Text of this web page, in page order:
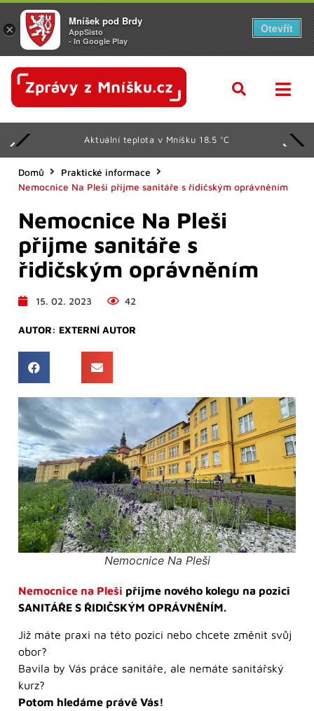
Aktuální teplota v Mníšku 18.5 °C
Domů
Praktické informace
Nemocnice Na Pleši přijme sanitáře s řidičským oprávněním
Nemocnice Na Pleši
přijme sanitáře s
řidičským oprávněním
15. 02. 2023 42
AUTOR: EXTERNÍ AUTOR
Nemocnice Na Pleši
Nemocnice na Pleši přijme nového kolegu na pozici
SANITÁŘE S ŘIDIČSKÝM OPRÁVNĚNÍM.
Již máte praxi na této pozici nebo chcete změnit svůj
obor?
Bavila by Vás práce sanitáře, ale nemáte sanitářský
kurz?
Potom hledáme právě Vás!
×
Mníšek pod Brdy
AppSisto
- In Google Play
Otevřít